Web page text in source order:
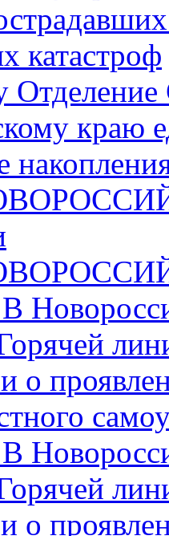
катастроф
краю
о
о